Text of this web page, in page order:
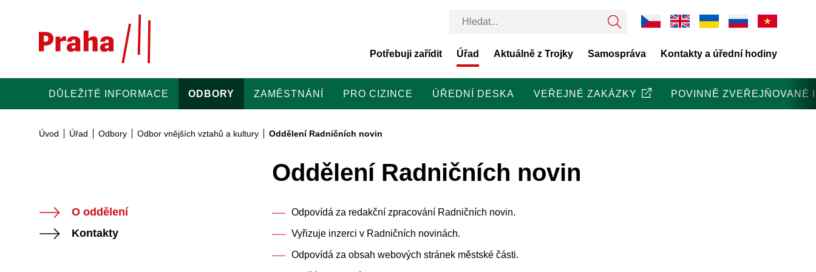
Potřebuji zařídit Úřad Aktuálně z Trojky Samospráva Kontakty a úřední hodiny
DŮLEŽITÉ INFORMACE ODBORY ZAMĚSTNÁNÍ PRO CIZINCE ÚŘEDNÍ DESKA VEŘEJNÉ ZAKÁZKY POVINNĚ ZVEŘEJŇOVANÉ
Úvod Úřad Odbory Odbor vnějších vztahů a kultury Oddělení Radničních novin
O oddělení
Kontakty
Oddělení Radničních novin
Odpovídá za redakční zpracování Radničních novin.
Vyřizuje inzerci v Radničních novinách.
Odpovídá za obsah webových stránek městské části.